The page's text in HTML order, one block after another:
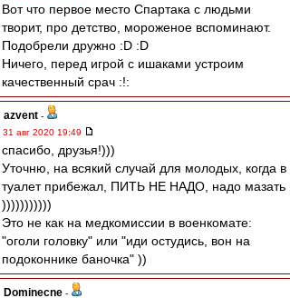
Вот что первое место Спартака с людьми
творит, про детство, мороженое вспоминают.
Подобрели дружно :D :D
Ничего, перед игрой с ишаками устроим
качественный срач :!:
azvent -
31 авг 2020 19:49
спасибо, друзья!)))
Уточню, на всякий случай для молодых, когда в
туалет прибежал, ПИТЬ НЕ НАДО, надо мазать
)))))))))))
Это не как на медкомиссии в военкомате:
"оголи головку" или "иди остудись, вон на
подоконнике баночка" ))
Dominecne -